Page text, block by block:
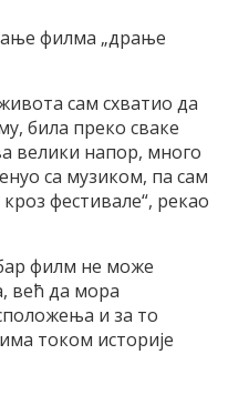
филма „драње
сам схватио да
била преко сваке
велики напор, много
са музиком, па сам
фестивале“, рекао
филм не може
већ да мора
и за то
током историје